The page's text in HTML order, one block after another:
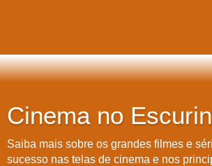
Cinema no
Saiba mais sobre os grandes filmes e
sucesso nas telas de cinema e nos